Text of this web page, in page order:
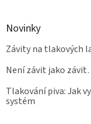
Novinky
Závity na tlakových
Není závit jako
Tlakování piva: Jak
systém